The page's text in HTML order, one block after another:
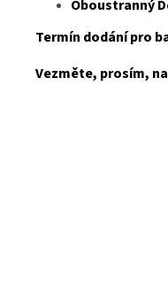
Oboustranný
Termín dodání pro
Vezměte, prosím,